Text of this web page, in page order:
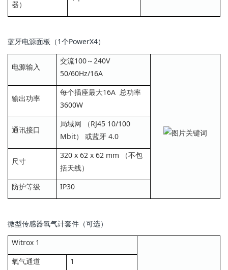
器）
蓝牙电源面板（1个PowerX4）
电源输入
交流100～240V
50/60Hz/16A
输出功率
每个插座最大16A 总功率
3600W
通讯接口
局域网 （RJ45 10/100
Mbit） 或蓝牙 4.0
尺寸
320 x 62 x 62 mm （不包
括天线）
防护等级
IP30
微型传感器氧气计套件（可选）
Witrox 1
氧气通道
1